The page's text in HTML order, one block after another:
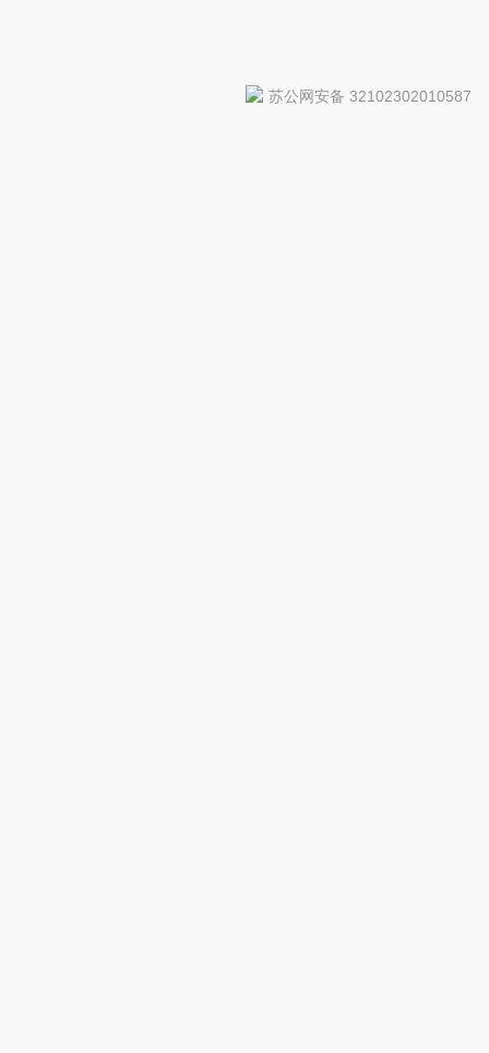
苏公网安备 32102302010587